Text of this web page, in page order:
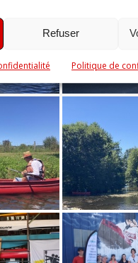
Refuser
Politique de